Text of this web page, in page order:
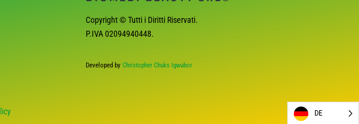
Copyright © Tutti i Diritti Riservati.
P.IVA02094940448.
Developed by Christopher Chuks Igwubor
DE